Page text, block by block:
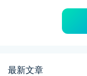
最新文章